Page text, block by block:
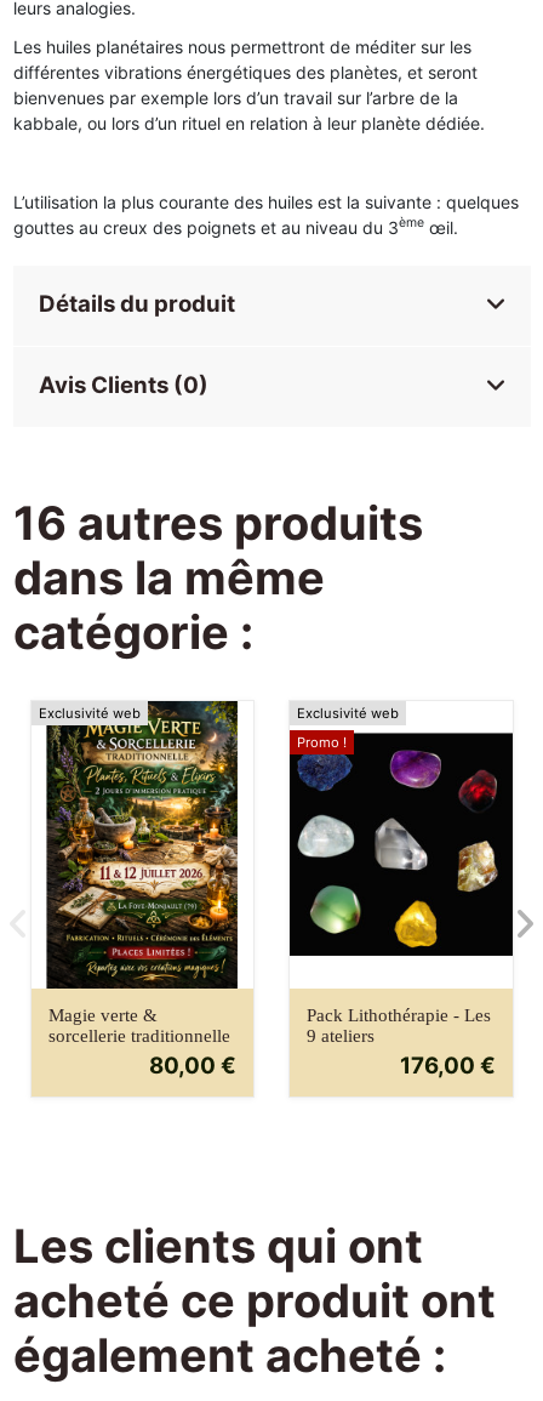
leurs analogies.
Les huiles planétaires nous permettront de méditer sur les
différentes vibrations énergétiques des planètes, et seront
bienvenues par exemple lors d’un travail sur l’arbre de la
kabbale, ou lors d’un rituel en relation à leur planète dédiée.
L’utilisation la plus courante des huiles est la suivante : quelques
gouttes au creux des poignets et au niveau du 3èmeœil.
Détails du produit
Avis Clients (0)
16 autres produits
dans la même
catégorie :
Exclusivité web
Magie verte &
sorcellerie traditionnelle
80,00 €
Exclusivité web
Promo !
Pack Lithothérapie - Les
9 ateliers
176,00 €
Les clients qui ont
acheté ce produit ont
également acheté :